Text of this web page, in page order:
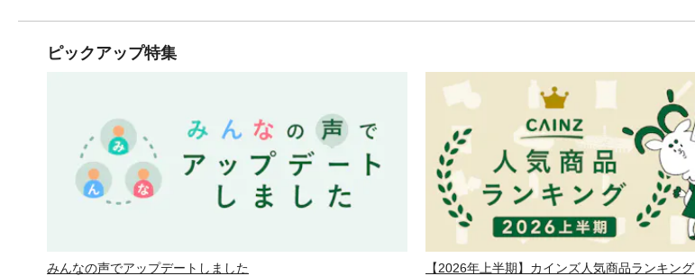
ピックアップ特集
みんなの声でアップデートしました 【2026年上半期】カインズ人気商品ランキング